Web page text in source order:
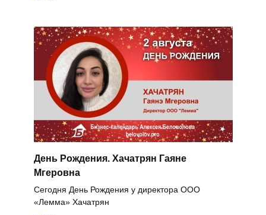
День Рождения. Хачатрян Гаяне
Мгеровна
Сегодня День Рождения у директора ООО
«Лемма» Хачатрян